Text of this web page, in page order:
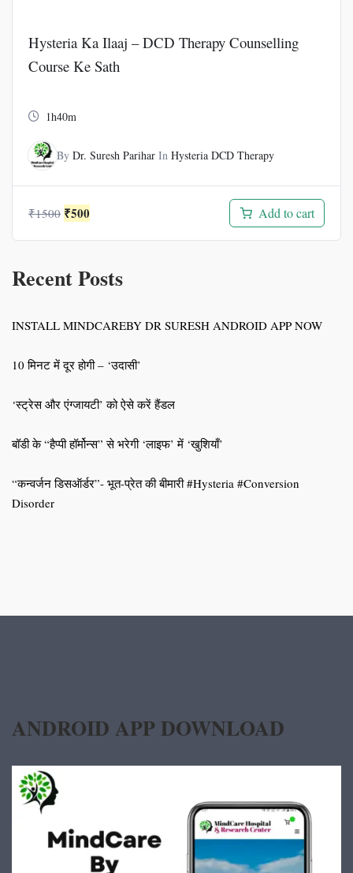
Hysteria Ka Ilaaj – DCD Therapy Counselling
Course Ke Sath
1h40m
By Dr. Suresh Parihar In Hysteria DCD Therapy
₹1500 Original
₹1500.
₹500
₹500.
Add to cart
Recent Posts
INSTALL MINDCAREBY DR SURESH ANDROID APP NOW
10 मिनट में दूर होगी – ‘उदासी’
‘स्ट्रेस और एंग्जायटी’ को ऐसे करें हैंडल
बॉडी के “हैप्पी हॉर्मोन्स” से भरेगी ‘लाइफ’ में ‘खुशियाँ’
“कन्वर्जन डिसऑर्डर”- भूत-प्रेत की बीमारी #Hysteria #Conversion
Disorder
ANDROID APP DOWNLOAD